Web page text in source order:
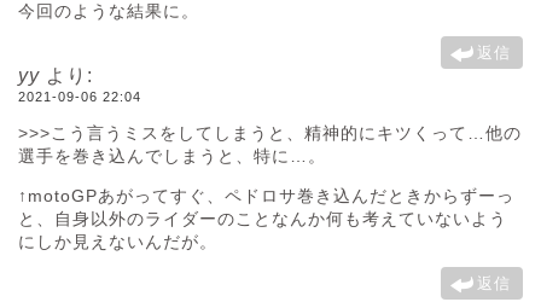
今回のような結果に。
返信
yy より:
2021-09-06 22:04
>>>こう言うミスをしてしまうと、精神的にキツくって…他の
選手を巻き込んでしまうと、特に…。
↑motoGPあがってすぐ、ペドロサ巻き込んだときからずーっ
と、自身以外のライダーのことなんか何も考えていないよう
にしか見えないんだが。
返信